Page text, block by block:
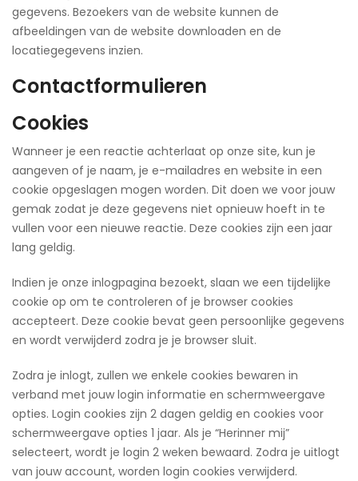
gegevens. Bezoekers van de website kunnen de
afbeeldingen van de website downloaden en de
locatiegegevens inzien.
Contactformulieren
Cookies
Wanneer je een reactie achterlaat op onze site, kun je
aangeven of je naam, je e-mailadres en website in een
cookie opgeslagen mogen worden. Dit doen we voor jouw
gemak zodat je deze gegevens niet opnieuw hoeft in te
vullen voor een nieuwe reactie. Deze cookies zijn een jaar
lang geldig.
Indien je onze inlogpagina bezoekt, slaan we een tijdelijke
cookie op om te controleren of je browser cookies
accepteert. Deze cookie bevat geen persoonlijke gegevens
en wordt verwijderd zodra je je browser sluit.
Zodra je inlogt, zullen we enkele cookies bewaren in
verband met jouw login informatie en schermweergave
opties. Login cookies zijn 2 dagen geldig en cookies voor
schermweergave opties 1 jaar. Als je “Herinner mij”
selecteert, wordt je login 2 weken bewaard. Zodra je uitlogt
van jouw account, worden login cookies verwijderd.